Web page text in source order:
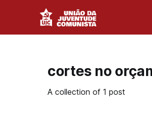
cortes no
A collection of 1 post